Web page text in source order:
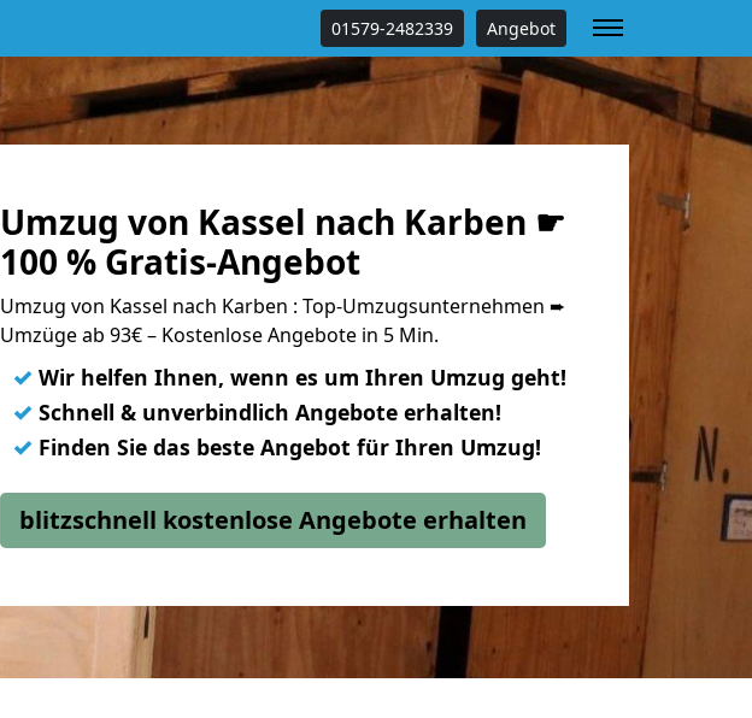
01579-2482339 Angebot
Umzug von Kassel nach Karben ☛
100 % Gratis-Angebot
Umzug von Kassel nach Karben : Top-Umzugsunternehmen ➨
Umzüge ab 93€ – Kostenlose Angebote in 5 Min.
✓ Wir helfen Ihnen, wenn es um Ihren Umzug geht!
✓ Schnell & unverbindlich Angebote erhalten!
✓ Finden Sie das beste Angebot für Ihren Umzug!
blitzschnell kostenlose Angebote erhalten